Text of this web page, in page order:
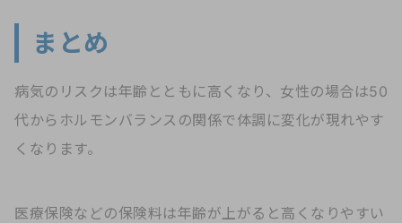
まとめ
病気のリスクは年齢とともに高くなり、女性の場合は50
代からホルモンバランスの関係で体調に変化が現れやす
くなります。
医療保険などの保険料は年齢が上がると高くなりやすい